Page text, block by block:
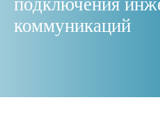
подключения
коммуникаций